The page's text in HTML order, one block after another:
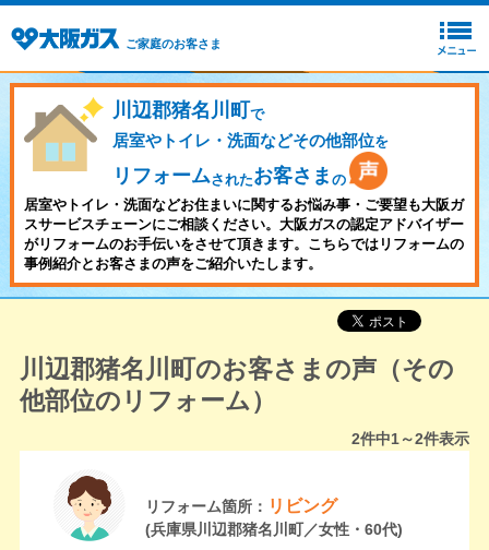
ご家庭のお客さま
川辺郡猪名川町で
居室やトイレ・洗面などその他部位を
リフォームされたお客さま の
居室やトイレ・洗面などお住まいに関するお悩み事・ご要望も大阪ガ
スサービスチェーンにご相談ください。大阪ガスの認定アドバイザー
がリフォームのお手伝いをさせて頂きます。こちらではリフォームの
事例紹介とお客さまの声をご紹介いたします。
川辺郡猪名川町のお客さまの声（その
他部位のリフォーム）
2件中1～2件表示
リフォーム箇所： リビング
(兵庫県川辺郡猪名川町／女性・60代)